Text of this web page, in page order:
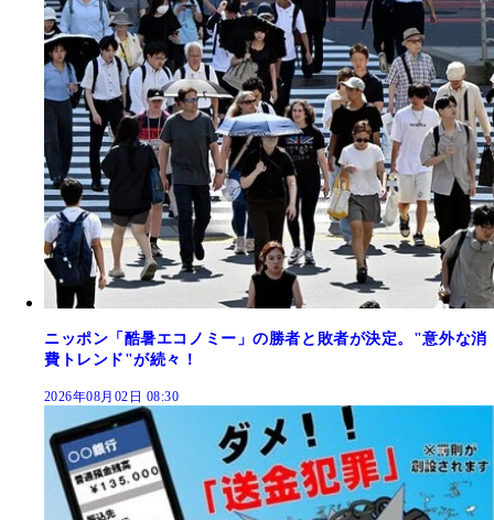
ニッポン「酷暑エコノミー」の勝者と敗者が決定。"意外な消
費トレンド"が続々！
2026年08月02日 08:30